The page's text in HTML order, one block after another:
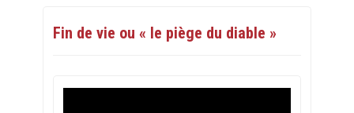
Fin de vie ou « le piège du diable »